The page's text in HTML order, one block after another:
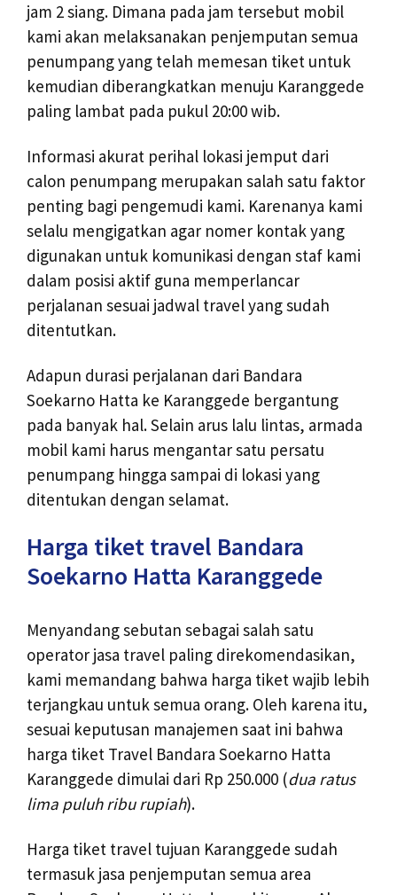
jam 2 siang. Dimana pada jam tersebut mobil
kami akan melaksanakan penjemputan semua
penumpang yang telah memesan tiket untuk
kemudian diberangkatkan menuju Karanggede
paling lambat pada pukul 20:00 wib.
Informasi akurat perihal lokasi jemput dari
calon penumpang merupakan salah satu faktor
penting bagi pengemudi kami. Karenanya kami
selalu mengigatkan agar nomer kontak yang
digunakan untuk komunikasi dengan staf kami
dalam posisi aktif guna memperlancar
perjalanan sesuai jadwal travel yang sudah
ditentutkan.
Adapun durasi perjalanan dari Bandara
Soekarno Hatta ke Karanggede bergantung
pada banyak hal. Selain arus lalu lintas, armada
mobil kami harus mengantar satu persatu
penumpang hingga sampai di lokasi yang
ditentukan dengan selamat.
Harga tiket travel Bandara
Soekarno Hatta Karanggede
Menyandang sebutan sebagai salah satu
operator jasa travel paling direkomendasikan,
kami memandang bahwa harga tiket wajib lebih
terjangkau untuk semua orang. Oleh karena itu,
sesuai keputusan manajemen saat ini bahwa
harga tiket Travel Bandara Soekarno Hatta
Karanggede dimulai dari Rp 250.000 (dua ratus
lima puluh ribu rupiah).
Harga tiket travel tujuan Karanggede sudah
termasuk jasa penjemputan semua area